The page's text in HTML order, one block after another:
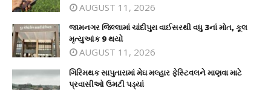
AUGUST 11, 2026
જામનગર જિલ્લામાં ચાંદીપુરા વાઈસરથી વધુ 3નાં મોત, કૂલ
મૃત્યુઆંક 9 થયો
AUGUST 11, 2026
ગિરિમથક સાપુતારામાં મેઘ મલ્હાર ફેસ્ટિવલને માણવા માટે
પ્રવાસીઓ ઉમટી પડ્યાં